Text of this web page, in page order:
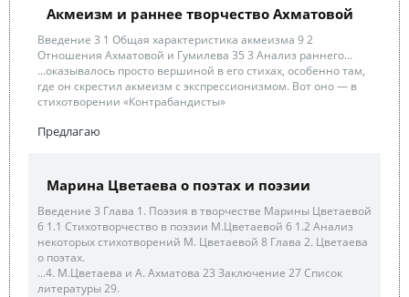
Акмеизм и раннее творчество Ахматовой
Введение 3 1 Общая характеристика акмеизма 9 2
Отношения Ахматовой и Гумилева 35 3 Анализ раннего...
...оказывалось просто вершиной в его стихах, особенно там,
где он скрестил акмеизм с экспрессионизмом. Вот оно — в
стихотворении «Контрабандисты»
Предлагаю
Марина Цветаева о поэтах и поэзии
Введение 3 Глава 1. Поэзия в творчестве Марины Цветаевой
6 1.1 Стихотворчество в поэзии М.Цветаевой 6 1.2 Анализ
некоторых стихотворений М. Цветаевой 8 Глава 2. Цветаева
о поэтах.
...4. М.Цветаева и А. Ахматова 23 Заключение 27 Список
литературы 29.